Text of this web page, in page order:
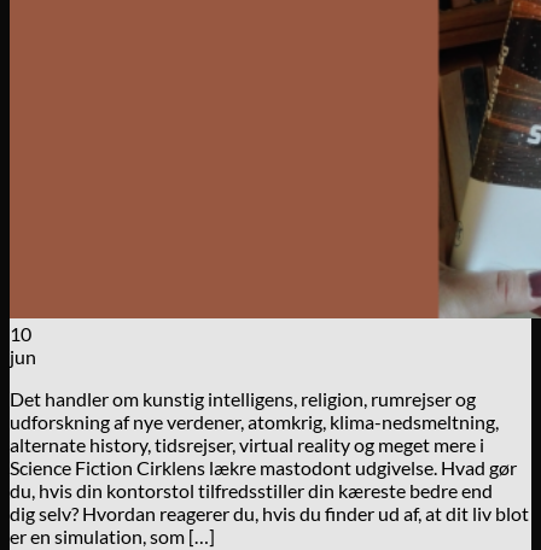
10
jun
Det handler om kunstig intelligens, religion, rumrejser og
udforskning af nye verdener, atomkrig, klima-nedsmeltning,
alternate history, tidsrejser, virtual reality og meget mere i
Science Fiction Cirklens lækre mastodont udgivelse. Hvad gør
du, hvis din kontorstol tilfredsstiller din kæreste bedre end
dig selv? Hvordan reagerer du, hvis du finder ud af, at dit liv blot
er en simulation, som […]